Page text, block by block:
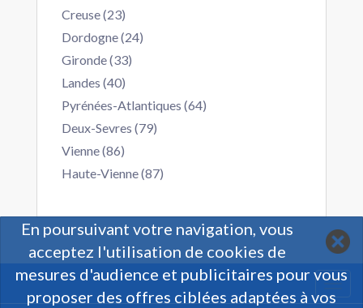
Creuse (23)
Dordogne (24)
Gironde (33)
Landes (40)
Pyrénées-Atlantiques (64)
Deux-Sevres (79)
Vienne (86)
Haute-Vienne (87)
En poursuivant votre navigation, vous
acceptez l'utilisation de cookies de
mesures d'audience et publicitaires pour vous
proposer des offres ciblées adaptées à vos